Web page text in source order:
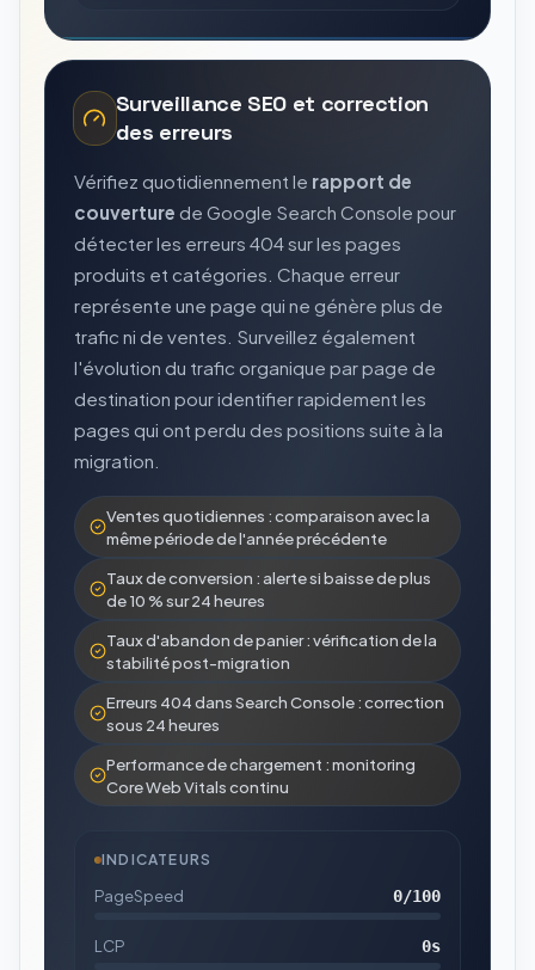
Surveillance SEO et correction
des erreurs
Vérifiez quotidiennement le rapport de
couverture de Google Search Console pour
détecter les erreurs 404 sur les pages
produits et catégories. Chaque erreur
représente une page qui ne génère plus de
trafic ni de ventes. Surveillez également
l'évolution du trafic organique par page de
destination pour identifier rapidement les
pages qui ont perdu des positions suite à la
migration.
Ventes quotidiennes : comparaison avec la
même période de l'année précédente
Taux de conversion : alerte si baisse de plus
de 10 % sur 24 heures
Taux d'abandon de panier : vérification de la
stabilité post-migration
Erreurs 404 dans Search Console : correction
sous 24 heures
Performance de chargement : monitoring
Core Web Vitals continu
INDICATEURS
PageSpeed 0/100
LCP 0s